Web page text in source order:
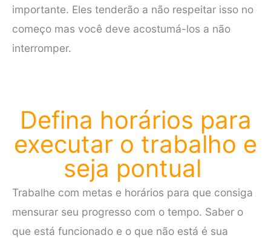
importante. Eles tenderão a não respeitar isso no
começo mas você deve acostumá-los a não
interromper.
Defina horários para
executar o trabalho e
seja pontual
Trabalhe com metas e horários para que consiga
mensurar seu progresso com o tempo. Saber o
que está funcionado e o que não está é sua